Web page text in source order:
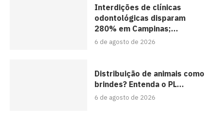
Interdições de clínicas
odontológicas disparam
280% em Campinas;...
6 de agosto de 2026
Distribuição de animais como
brindes? Entenda o PL...
6 de agosto de 2026